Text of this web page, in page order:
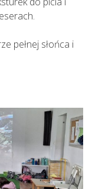
pełnej słońca i